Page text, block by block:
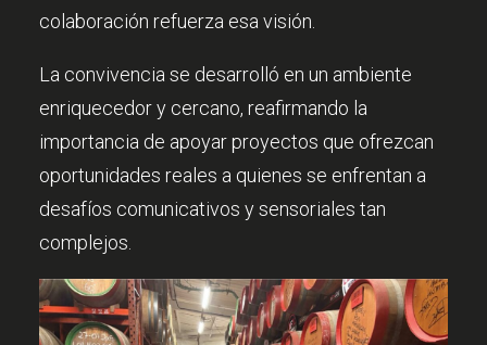
colaboración refuerza esa visión.
La convivencia se desarrolló en un ambiente
enriquecedor y cercano, reafirmando la
importancia de apoyar proyectos que ofrezcan
oportunidades reales a quienes se enfrentan a
desafíos comunicativos y sensoriales tan
complejos.